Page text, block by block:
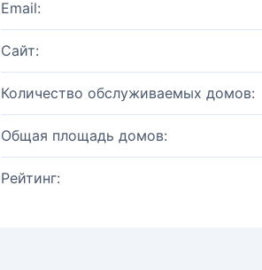
Email:
Сайт:
Количество обслуживаемых домов:
Общая площадь домов:
Рейтинг: